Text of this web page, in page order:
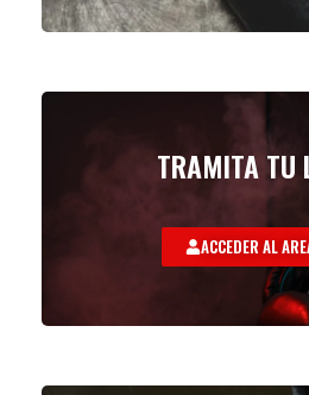
TRAMITA TU
ACCEDER AL